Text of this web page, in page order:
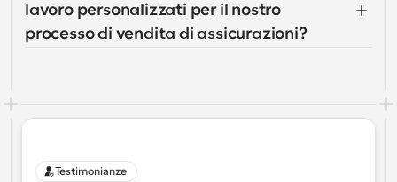
lavoro personalizzati per il nostro
processo di vendita di assicurazioni?
Testimonianze